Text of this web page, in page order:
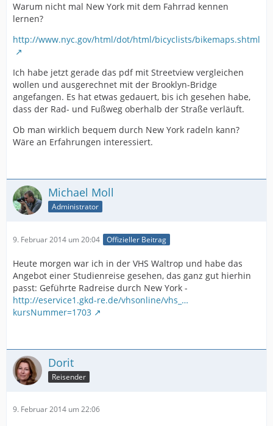
Warum nicht mal New York mit dem Fahrrad kennen
lernen?
http://www.nyc.gov/html/dot/html/bicyclists/bikemaps.shtml
Ich habe jetzt gerade das pdf mit Streetview vergleichen
wollen und ausgerechnet mit der Brooklyn-Bridge
angefangen. Es hat etwas gedauert, bis ich gesehen habe,
dass der Rad- und Fußweg oberhalb der Straße verläuft.
Ob man wirklich bequem durch New York radeln kann?
Wäre an Erfahrungen interessiert.
Michael Moll
Administrator
9. Februar 2014 um 20:04 Offizieller Beitrag
Heute morgen war ich in der VHS Waltrop und habe das
Angebot einer Studienreise gesehen, das ganz gut hierhin
passt: Geführte Radreise durch New York -
http://eservice1.gkd-re.de/vhsonline/vhs_…
kursNummer=1703
Dorit
Reisender
9. Februar 2014 um 22:06